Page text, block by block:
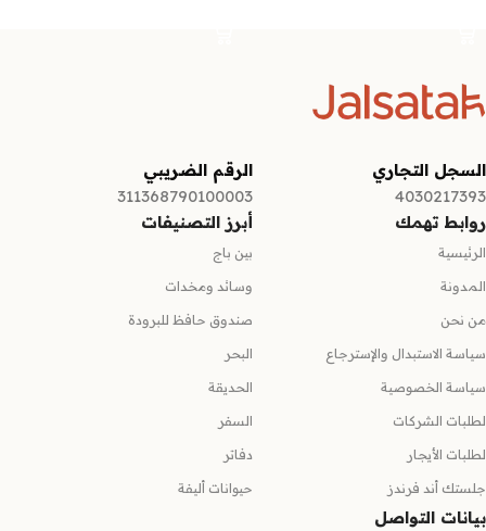
السجل التجاري
4030217393
الرقم الضريبي
311368790100003
روابط تهمك
الرئيسية
المدونة
من نحن
سياسة الاستبدال والإسترجاع
سياسة الخصوصية
لطلبات الشركات
لطلبات الأيجار
جلستك أند فرندز
أبرز التصنيفات
بين باج
وسائد ومخدات
صندوق حافظ للبرودة
البحر
الحديقة
السفر
دفاتر
حيوانات أليفة
بيانات التواصل